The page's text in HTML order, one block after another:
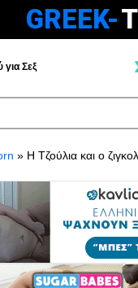
GREEK-
για Σεξ
» Η Τζούλια και ο